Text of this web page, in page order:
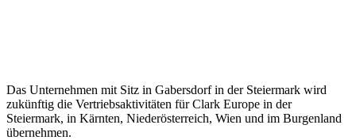
Das Unternehmen mit Sitz in Gabersdorf in der Steiermark wird
zukünftig die Vertriebsaktivitäten für Clark Europe in der
Steiermark, in Kärnten, Niederösterreich, Wien und im Burgenland
übernehmen.